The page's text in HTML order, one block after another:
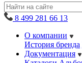
8 499 281 66 13
О компании
История бренда
Документация